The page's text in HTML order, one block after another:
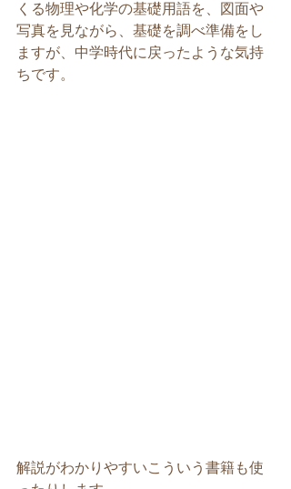
くる物理や化学の基礎用語を、図面や
写真を見ながら、基礎を調べ準備をし
ますが、中学時代に戻ったような気持
ちです。
解説がわかりやすいこういう書籍も使